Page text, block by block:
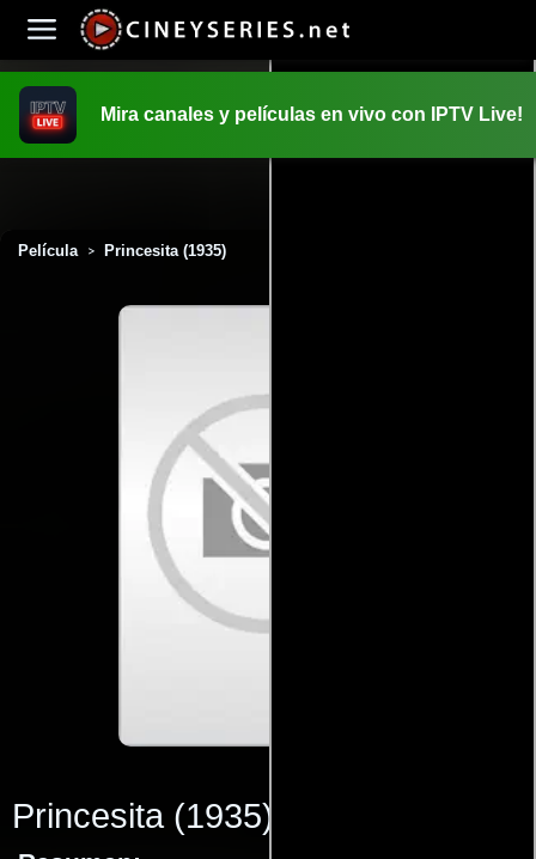
Mira canales y películas en vivo con IPTV Live!
Película > Princesita (1935)
Princesita(1935)